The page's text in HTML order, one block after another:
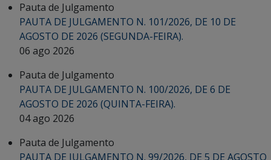
Pauta de Julgamento
PAUTA DE JULGAMENTO N. 101/2026, DE 10 DE
AGOSTO DE 2026 (SEGUNDA-FEIRA).
06 ago 2026
Pauta de Julgamento
PAUTA DE JULGAMENTO N. 100/2026, DE 6 DE
AGOSTO DE 2026 (QUINTA-FEIRA).
04 ago 2026
Pauta de Julgamento
PAUTA DE JULGAMENTO N. 99/2026, DE 5 DE AGOSTO